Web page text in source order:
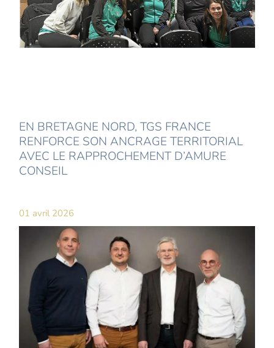
EN BRETAGNE NORD, TGS FRANCE
RENFORCE SON ANCRAGE TERRITORIAL
AVEC LE RAPPROCHEMENT D’AMURE
CONSEIL
01 avril 2026